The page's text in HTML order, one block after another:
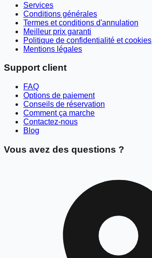
Services
Conditions générales
Termes et conditions d'annulation
Meilleur prix garanti
Politique de confidentialité et cookies
Mentions légales
Support client
FAQ
Options de paiement
Conseils de réservation
Comment ça marche
Contactez-nous
Blog
Vous avez des questions ?